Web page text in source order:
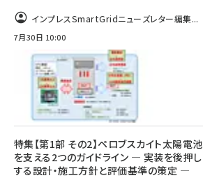
インプレスSmartGridニューズレター編集...
7月30日 10:00
特集【第1部 その2】ペロブスカイト太陽電池
を支える2つのガイドライン ― 実装を後押し
する設計・施工方針と評価基準の策定 ―